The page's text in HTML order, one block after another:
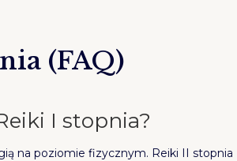
(FAQ)
I stopnia?
na poziomie fizycznym. Reiki II stopnia